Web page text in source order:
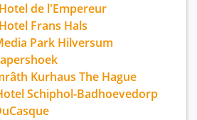
de l'Empereur
Frans Hals
Park Hilversum
Kurhaus The Hague
Schiphol-Badhoevedorp